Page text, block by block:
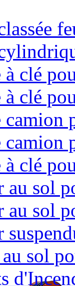
clé
clé
clé
sol
sol
sol